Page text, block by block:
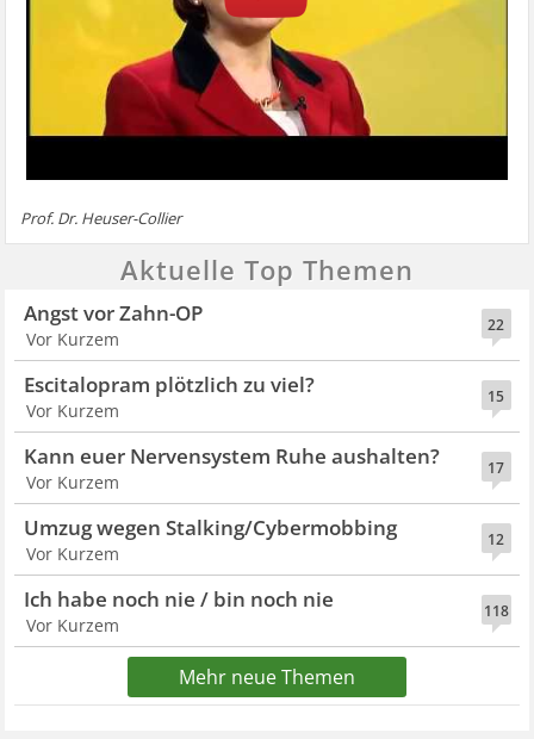
Prof. Dr. Heuser-Collier
Aktuelle Top Themen
22
Angst vor Zahn-OP
Vor Kurzem
15
Escitalopram plötzlich zu viel?
Vor Kurzem
17
Kann euer Nervensystem Ruhe aushalten?
Vor Kurzem
12
Umzug wegen Stalking/Cybermobbing
Vor Kurzem
118
Ich habe noch nie / bin noch nie
Vor Kurzem
Mehr neue Themen